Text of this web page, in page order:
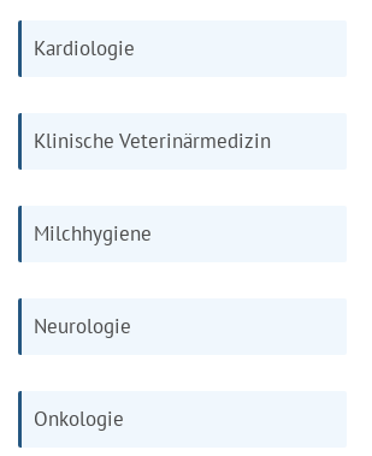
Kardiologie
Klinische Veterinärmedizin
Milchhygiene
Neurologie
Onkologie